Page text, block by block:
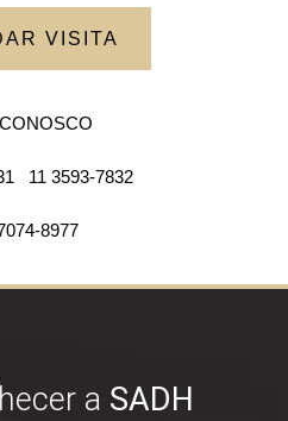
VISITA
11 3593-7832
8977
a SADH